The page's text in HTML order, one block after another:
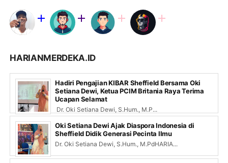
HARIANMERDEKA.ID
Hadiri Pengajian KIBAR Sheffield Bersama Oki
Setiana Dewi, Ketua PCIM Britania Raya Terima
Ucapan Selamat
Dr. Oki Setiana Dewi, S.Hum., M.P...
Oki Setiana Dewi Ajak Diaspora Indonesia di
Sheffield Didik Generasi Pecinta Ilmu
Dr. Oki Setiana Dewi, S.Hum., M.PdHARIA...